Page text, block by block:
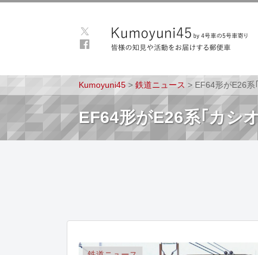
Kumoyuni45 > 鉄道ニュース > EF64形がE26系
EF64形がE26系｢カシ